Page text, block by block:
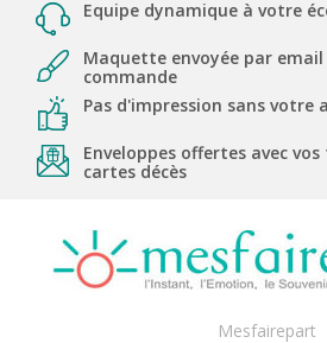
Equipe dynamique à votre
Maquette envoyée par
commande
Pas d'impression sans votre
Enveloppes offertes avec
cartes décès
Mesfairepart